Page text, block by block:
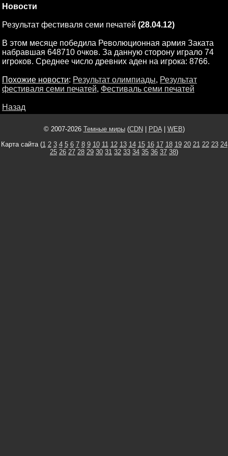
Новости
Результат фестиваля семи печатей (28.04.12)
В этом месяце победила Революционная армия Заката
набравшая 648710 очков. За данную сторону играло 74
игроков. Среднее число древних аден на игрока: 8766.
Похожие новости: Результат олимпиады, Результат
фестиваля семи печатей, Фестиваль семи печатей
Назад
© 2007-2026 Темные миры(CDN PDA| WEB)
Карта сайта (1 2 3 4 5 6 7 8 9 10 11 12 13 14 15 16 17 18 19 20 21 22 23 24
25 26 27 28 29 30 31 32 33 34 35 36 37 38)